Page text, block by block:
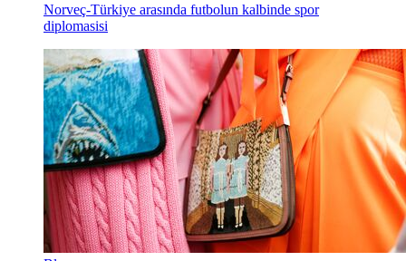
Norveç-Türkiye arasında futbolun kalbinde spor
diplomasisi